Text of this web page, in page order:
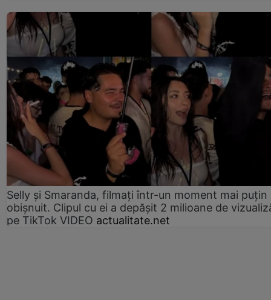
Selly și Smaranda, filmați într-un moment mai puțin
obișnuit. Clipul cu ei a depășit 2 milioane de
pe TikTok VIDEO actualitate.net